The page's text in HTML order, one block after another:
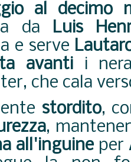
al decimo
da Luis
e serve
avantii
che cala
stordito,
,
all'inguineper